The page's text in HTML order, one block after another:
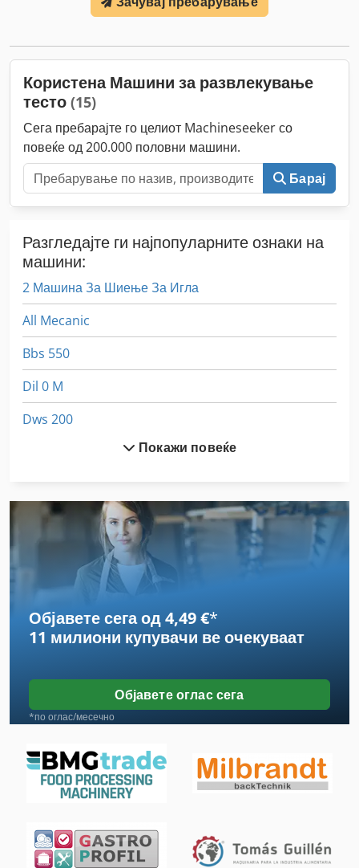
Користена Машини за развлекување
тесто (15)
Сега пребарајте го целиот Machineseeker со
повеќе од 200.000 половни машини.
Барај
Разгледајте ги најпопуларните ознаки на
машини:
2 Машина За Шиење За Игла
All Mecanic
Bbs 550
Dil 0 M
Dws 200
Fngj 20
Hsc 20 Linear
Idx 23
Off-Road Автомобили
Stavostroj Vp 200
Tur 560
Вклучување Господар Профит 2
Лим-Свиткување Машини
Машина За Мелење На Машините
Покажи повеќе
Објавете сега од 4,49 €*
11 милиони купувачи ве очекуваат
Објавете оглас сега
*по оглас/месечно